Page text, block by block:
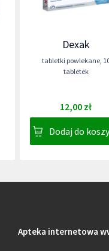
Dexak
tabletki powlekane,
tabletek
12,00 zł
Dodaj do
Apteka internetowa